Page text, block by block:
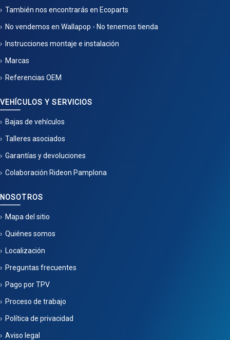
También nos encontrarás en Ecoparts
No vendemos en Wallapop - No tenemos tienda
Instrucciones montaje e instalación
Marcas
Referencias OEM
VEHÍCULOS Y SERVICIOS
Bajas de vehículos
Talleres asociados
Garantías y devoluciones
Colaboración Rideon Pamplona
NOSOTROS
Mapa del sitio
Quiénes somos
Localización
Preguntas frecuentes
Pago por TPV
Proceso de trabajo
Política de privacidad
Aviso legal